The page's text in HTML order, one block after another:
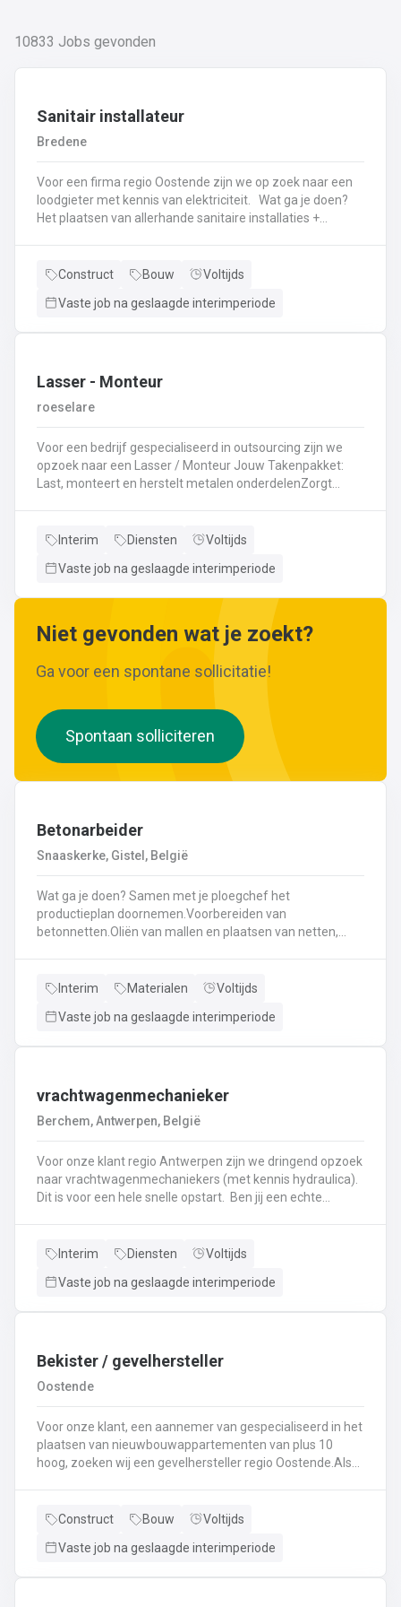
10833 Jobs gevonden
Sanitair installateur
Bredene
Voor een firma regio Oostende zijn we op zoek naar een
loodgieter met kennis van elektriciteit. Wat ga je doen?
Het plaatsen van allerhande sanitaire installaties +
sanitaire toestellenBij Klanten herstellingen gaan
Neem gerust de vacature even door! Indien je nog vragen
Construct Bouw
Voltijds
Vaste job na geslaagde interimperiode
Lasser - Monteur
roeselare
Voor een bedrijf gespecialiseerd in outsourcing zijn we
opzoek naar een Lasser / Monteur Jouw Takenpakket:
Last, monteert en herstelt metalen onderdelenZorgt
gemakBepaalt en past de juiste lastechniek toe
kwaliteitsgericht volgens veiligheidsvoorschriftenDraagt
Interim Diensten
Voltijds
Vaste job na geslaagde interimperiode
Niet gevonden wat je zoekt?
Ga voor een spontane sollicitatie!
Spontaan solliciteren
Betonarbeider
Snaaskerke, Gistel, België
Wat ga je doen? Samen met je ploegchef het
productieplan doornemen.Voorbereiden van
betonnetten.Oliën van mallen en plaatsen van netten,
eindafwerking.Frezen, boren, en zagen in de
klaar zijn voor gebruik.Opruimen van de werkplaats en
Interim Materialen
Voltijds
Vaste job na geslaagde interimperiode
vrachtwagenmechanieker
Berchem, Antwerpen, België
Voor onze klant regio Antwerpen zijn we dringend opzoek
naar vrachtwagenmechaniekers (met kennis hydraulica).
Dit is voor een hele snelle opstart. Ben jij een echte
Dan ben jij de persoon die wij zoeken!
Interim Diensten
Voltijds
Vaste job na geslaagde interimperiode
Bekister / gevelhersteller
Oostende
Voor onze klant, een aannemer van gespecialiseerd in het
plaatsen van nieuwbouwappartementen van plus 10
hoog, zoeken wij een gevelhersteller regio Oostende.Als
collegas. Je zal voornamelijk ingezet worden voor:
gevel;Opnieuw voegen van bakstenen;Renovatie van
Construct Bouw
Voltijds
Vaste job na geslaagde interimperiode